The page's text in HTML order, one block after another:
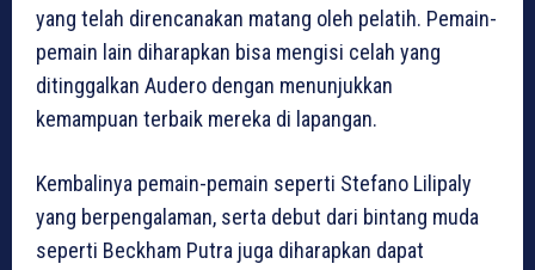
yang telah direncanakan matang oleh pelatih. Pemain-
pemain lain diharapkan bisa mengisi celah yang
ditinggalkan Audero dengan menunjukkan
kemampuan terbaik mereka di lapangan.
Kembalinya pemain-pemain seperti Stefano Lilipaly
yang berpengalaman, serta debut dari bintang muda
seperti Beckham Putra juga diharapkan dapat